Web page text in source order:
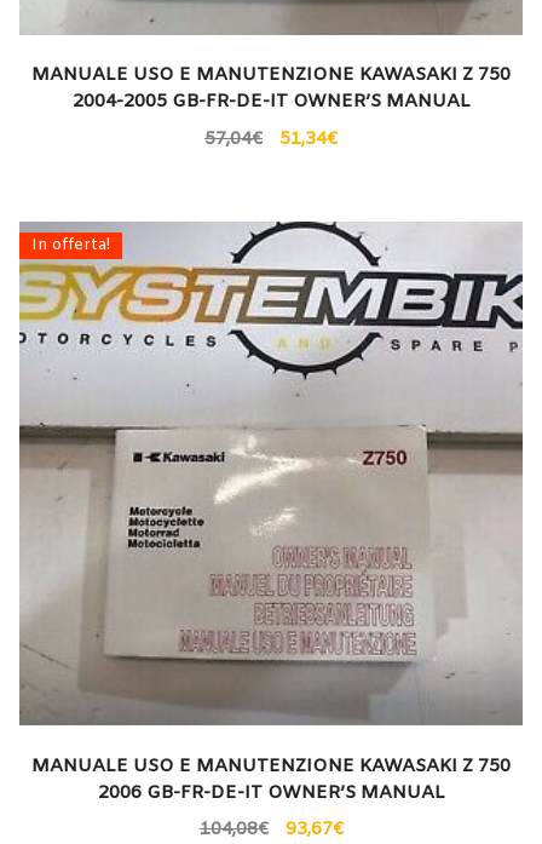
MANUALE USO E MANUTENZIONE KAWASAKI Z 750
2004-2005 GB-FR-DE-IT OWNER’S MANUAL
57,04€ 51,34€
In offerta!
MANUALE USO E MANUTENZIONE KAWASAKI Z 750
2006 GB-FR-DE-IT OWNER’S MANUAL
104,08€ 93,67€